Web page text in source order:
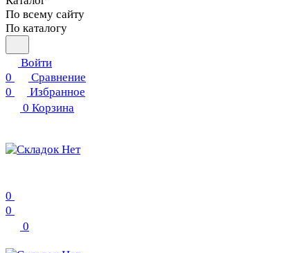
По всему сайту
По каталогу
Войти
0
Сравнение
0
Избранное
0 Корзина
0
0
0